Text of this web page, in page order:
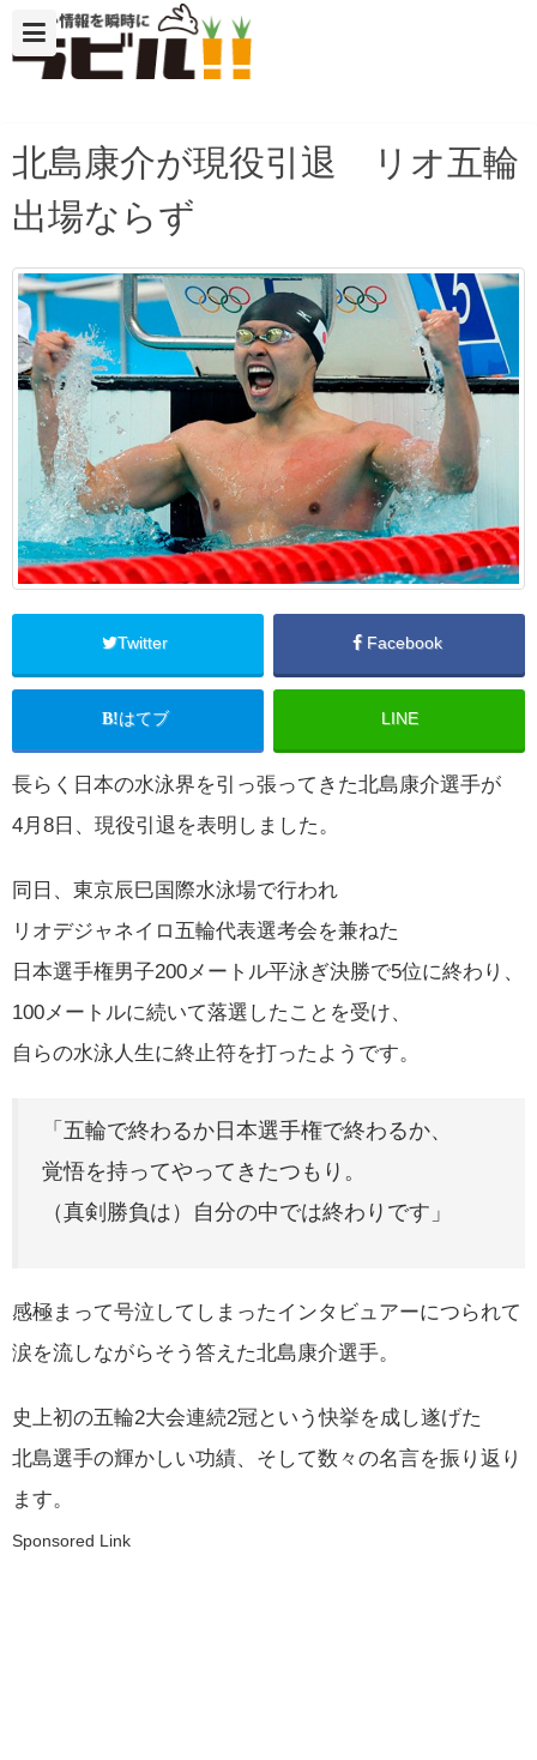
北島康介が現役引退 リオ五輪
出場ならず
Twitter Facebook
はてブ LINE
長らく日本の水泳界を引っ張ってきた北島康介選手が
4月8日、現役引退を表明しました。
同日、東京辰巳国際水泳場で行われ
リオデジャネイロ五輪代表選考会を兼ねた
日本選手権男子200メートル平泳ぎ決勝で5位に終わり、
100メートルに続いて落選したことを受け、
自らの水泳人生に終止符を打ったようです。
「五輪で終わるか日本選手権で終わるか、
覚悟を持ってやってきたつもり。
（真剣勝負は）自分の中では終わりです」
感極まって号泣してしまったインタビュアーにつられて
涙を流しながらそう答えた北島康介選手。
史上初の五輪2大会連続2冠という快挙を成し遂げた
北島選手の輝かしい功績、そして数々の名言を振り返り
ます。
Sponsored Link